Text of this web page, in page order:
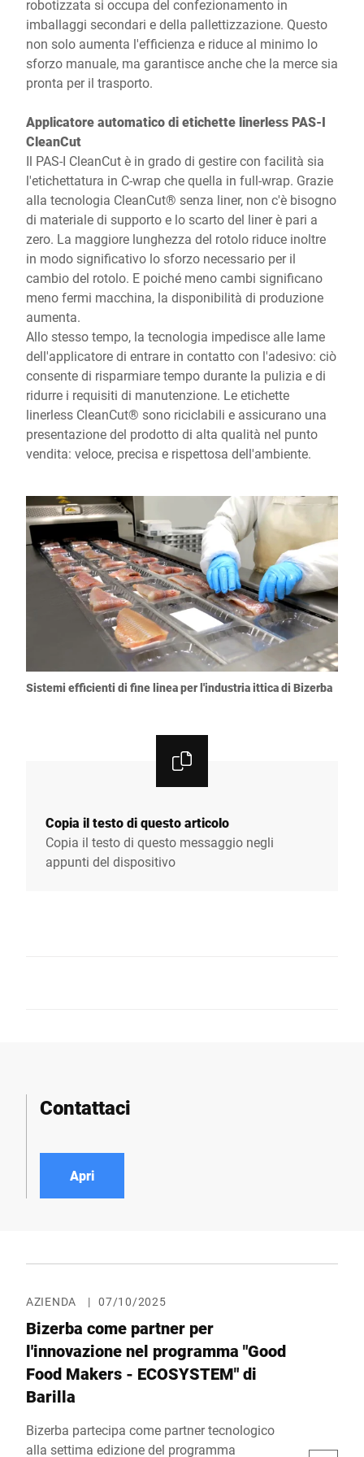
robotizzata si occupa del confezionamento in
imballaggi secondari e della pallettizzazione. Questo
non solo aumenta l'efficienza e riduce al minimo lo
sforzo manuale, ma garantisce anche che la merce sia
pronta per il trasporto.
Applicatore automatico di etichette linerless PAS-I
CleanCut
Il PAS-I CleanCut è in grado di gestire con facilità sia
l'etichettatura in C-wrap che quella in full-wrap. Grazie
alla tecnologia CleanCut® senza liner, non c'è bisogno
di materiale di supporto e lo scarto del liner è pari a
zero. La maggiore lunghezza del rotolo riduce inoltre
in modo significativo lo sforzo necessario per il
cambio del rotolo. E poiché meno cambi significano
meno fermi macchina, la disponibilità di produzione
aumenta.
Allo stesso tempo, la tecnologia impedisce alle lame
dell'applicatore di entrare in contatto con l'adesivo: ciò
consente di risparmiare tempo durante la pulizia e di
ridurre i requisiti di manutenzione. Le etichette
linerless CleanCut® sono riciclabili e assicurano una
presentazione del prodotto di alta qualità nel punto
vendita: veloce, precisa e rispettosa dell'ambiente.
Sistemi efficienti di fine linea per l'industria ittica di Bizerba
Copia il testo di questo articolo
Copia il testo di questo messaggio negli
appunti del dispositivo
Contattaci
Apri
AZIENDA | 07/10/2025
Bizerba come partner per
l'innovazione nel programma "Good
Food Makers - ECOSYSTEM" di
Barilla
Bizerba partecipa come partner tecnologico
alla settima edizione del programma